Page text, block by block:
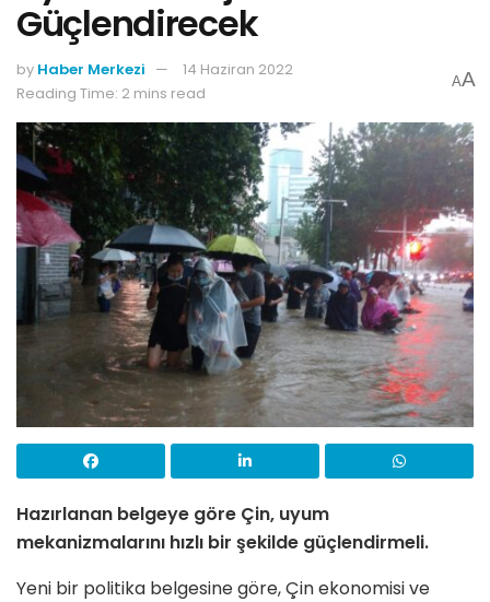
Güçlendirecek
by Haber Merkezi
14 Haziran 2022
Reading Time: 2 mins read
AA
Hazırlanan belgeye göre Çin, uyum
mekanizmalarını hızlı bir şekilde güçlendirmeli.
Yeni bir politika belgesine göre, Çin ekonomisi ve